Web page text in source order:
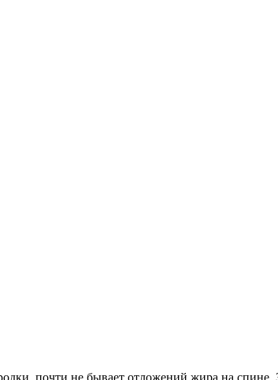
почти не бывает отложений жира на